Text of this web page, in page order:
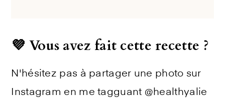
💜 Vous avez fait cette recette ?
N'hésitez pas à partager une photo sur
Instagram en me tagguant @healthyalie